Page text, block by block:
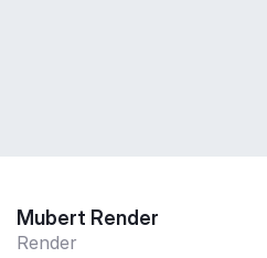
Mubert Render
Render